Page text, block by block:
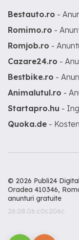
Bestauto.ro -
Romimo.ro -
Romjob.ro -
Cazare24.ro -
Bestbike.ro -
Animalutul.ro -
Startapro.hu -
Quoka.de -
© 2026 Publi24
Oradea 410346,
anunturi gratuite
26.08.06.c0c206c